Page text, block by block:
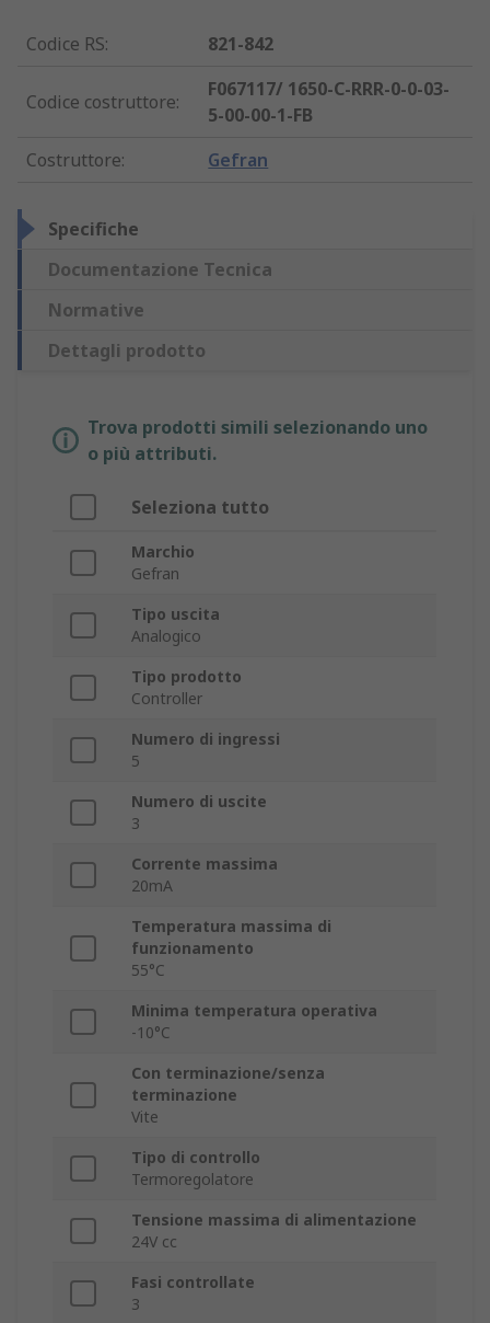
Codice RS: 821-842
Codice costruttore:
F067117/ 1650-C-RRR-0-0-03-
5-00-00-1-FB
Costruttore: Gefran
Specifiche
Documentazione Tecnica
Normative
Dettagli prodotto
Trova prodotti simili selezionando uno
o più attributi.
Seleziona tutto
Marchio
Gefran
Tipo uscita
Analogico
Tipo prodotto
Controller
Numero di ingressi
5
Numero di uscite
3
Corrente massima
20mA
Temperatura massima di
funzionamento
55°C
Minima temperatura operativa
-10°C
Con terminazione/senza
terminazione
Vite
Tipo di controllo
Termoregolatore
Tensione massima di alimentazione
24V cc
Fasi controllate
3